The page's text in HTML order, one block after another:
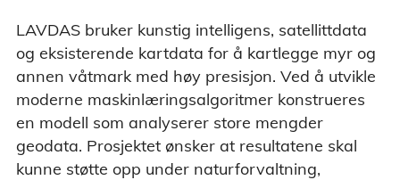
LAVDAS bruker kunstig intelligens, satellittdata
og eksisterende kartdata for å kartlegge myr og
annen våtmark med høy presisjon. Ved å utvikle
moderne maskinlæringsalgoritmer konstrueres
en modell som analyserer store mengder
geodata. Prosjektet ønsker at resultatene skal
kunne støtte opp under naturforvaltning,